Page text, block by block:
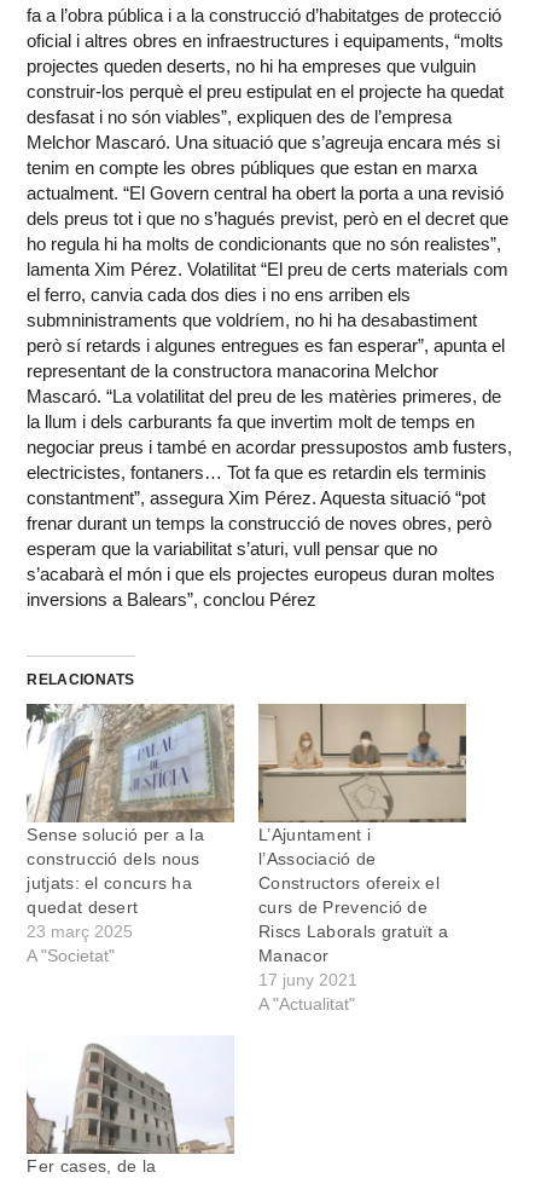
fa a l’obra pública i a la construcció d’habitatges de protecció
oficial i altres obres en infraestructures i equipaments, “molts
projectes queden deserts, no hi ha empreses que vulguin
construir-los perquè el preu estipulat en el projecte ha quedat
desfasat i no són viables”, expliquen des de l’empresa
Melchor Mascaró. Una situació que s’agreuja encara més si
tenim en compte les obres públiques que estan en marxa
actualment. “El Govern central ha obert la porta a una revisió
dels preus tot i que no s’hagués previst, però en el decret que
ho regula hi ha molts de condicionants que no són realistes”,
lamenta Xim Pérez. Volatilitat “El preu de certs materials com
el ferro, canvia cada dos dies i no ens arriben els
submninistraments que voldríem, no hi ha desabastiment
però sí retards i algunes entregues es fan esperar”, apunta el
representant de la constructora manacorina Melchor
Mascaró. “La volatilitat del preu de les matèries primeres, de
la llum i dels carburants fa que invertim molt de temps en
negociar preus i també en acordar pressupostos amb fusters,
electricistes, fontaners… Tot fa que es retardin els terminis
constantment”, assegura Xim Pérez. Aquesta situació “pot
frenar durant un temps la construcció de noves obres, però
esperam que la variabilitat s’aturi, vull pensar que no
s’acabarà el món i que els projectes europeus duran moltes
inversions a Balears”, conclou Pérez
RELACIONATS
Sense solució per a la
construcció dels nous
jutjats: el concurs ha
quedat desert
23 març 2025
A "Societat"
L’Ajuntament i
l’Associació de
Constructors ofereix el
curs de Prevenció de
Riscs Laborals gratuït a
Manacor
17 juny 2021
A "Actualitat"
Fer cases, de la